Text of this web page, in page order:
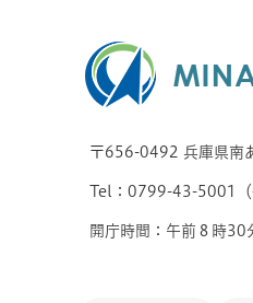
〒656-0492 兵庫県南
Tel：0799-43-5001（
開庁時間：午前８時